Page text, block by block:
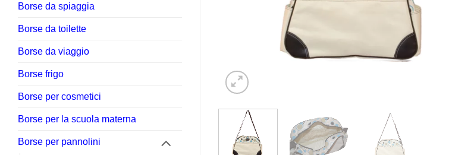
Borse da spiaggia
Borse da toilette
Borse da viaggio
Borse frigo
Borse per cosmetici
Borse per la scuola materna
Borse per pannolini